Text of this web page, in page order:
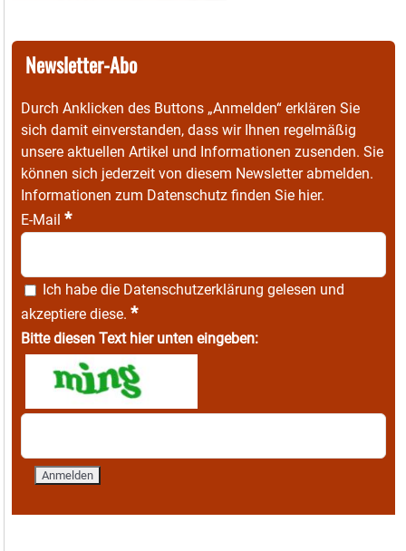
Newsletter-Abo
Durch Anklicken des Buttons „Anmelden“ erklären Sie
sich damit einverstanden, dass wir Ihnen regelmäßig
unsere aktuellen Artikel und Informationen zusenden. Sie
können sich jederzeit von diesem Newsletter abmelden.
Informationen zum Datenschutz finden Sie hier.
E-Mail *
Ich habe die Datenschutzerklärung gelesen und
akzeptiere diese. *
Bitte diesen Text hier unten eingeben: